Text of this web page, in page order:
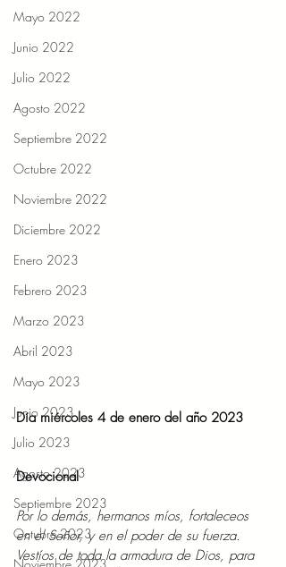
Mayo 2022
Junio 2022
Julio 2022
Agosto 2022
Septiembre 2022
Octubre 2022
Noviembre 2022
Diciembre 2022
Enero 2023
Febrero 2023
Marzo 2023
Abril 2023
Mayo 2023
Junio 2023
Julio 2023
Agosto 2023
Septiembre 2023
Octubre 2023
Día miércoles 4 de enero del año 2023
Devocional
Por lo demás, hermanos míos, fortaleceos
en el Señor, y en el poder de su fuerza.
Vestíos de toda la armadura de Dios, para